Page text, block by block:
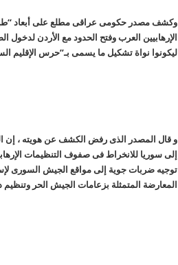
وکشف مصدر حکومی عراقی مطلع على أبعاد “طبخة
الإرهابیین العرب وفتح الحدود مع الأردن لدخول
لیکونوا نواة تشکیل ما یسمى بـ”حرس الإقلیم
و قال المصدر الذی رفض الکشف عن هویته ، إن
إلى سوریا للانخراط فی صفوف التنظیمات
توجیه ضربات جویة إلى مواقع الجیش السوری
المعارضة المتمثلة بزعامات الجیش الحر